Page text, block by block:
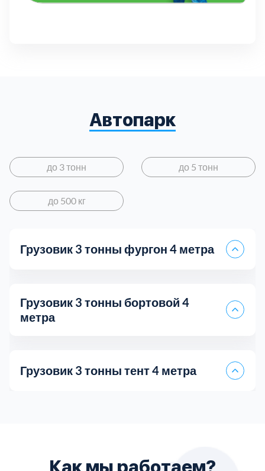
Автопарк
до 3 тонн до 5 тонн
до 500 кг
Грузовик 3 тонны фургон 4 метра
Грузовик 3 тонны бортовой 4
метра
Грузовик 3 тонны тент 4 метра
Пятитонник бортовой
Fiat Doblo